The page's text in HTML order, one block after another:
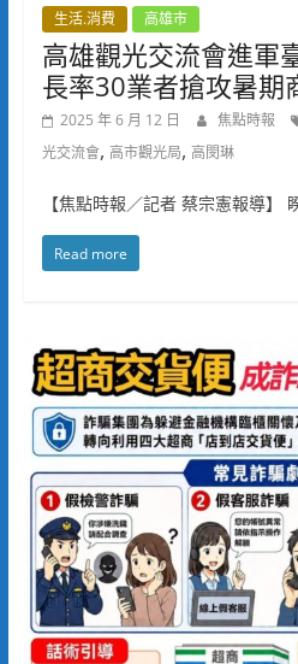
生活.消費 高雄市
高雄觀光交流會進軍
長率30業者搶攻暑期
2025 年 6 月 12 日 焦點時報
光交流會, 高市觀光局, 高閔琳
【焦點時報／記者 蔡宗憲報導】
Read more